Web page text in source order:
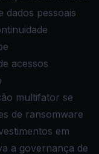
dados pessoais
acessos
multifator se
de ransomware
em
a governança de